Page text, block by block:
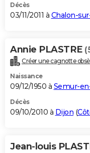
Décès
03/11/2011 à Chalon-
Annie PLASTRE
Créer une cagnotte
Naissance
09/12/1950 à Semur-
Décès
09/10/2010 à Dijon (
Jean-louis